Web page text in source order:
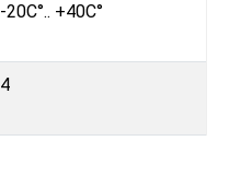
-20C°.. +40C°
4